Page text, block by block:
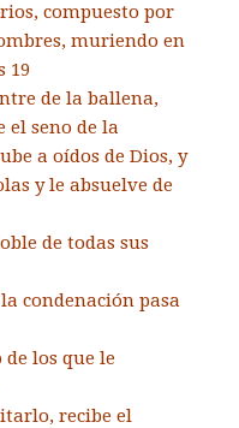
compuesto por
muriendo en
19
de la ballena,
el seno de la
a oídos de Dios, y
y le absuelve de
de todas sus
condenación pasa
los que le
recibe el